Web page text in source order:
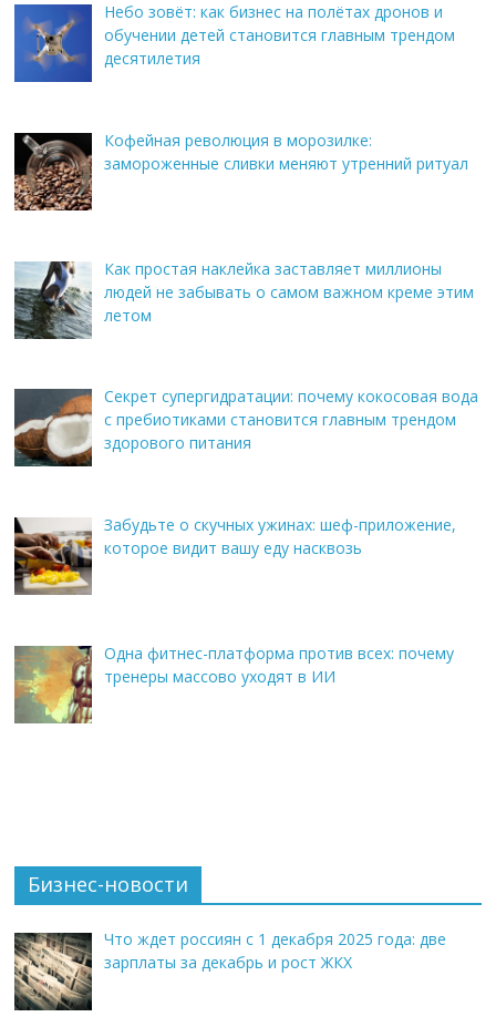
Небо зовёт: как бизнес на полётах дронов и
обучении детей становится главным трендом
десятилетия
Кофейная революция в морозилке:
замороженные сливки меняют утренний ритуал
Как простая наклейка заставляет миллионы
людей не забывать о самом важном креме этим
летом
Секрет супергидратации: почему кокосовая вода
с пребиотиками становится главным трендом
здорового питания
Забудьте о скучных ужинах: шеф-приложение,
которое видит вашу еду насквозь
Одна фитнес-платформа против всех: почему
тренеры массово уходят в ИИ
Бизнес-новости
Что ждет россиян с 1 декабря 2025 года: две
зарплаты за декабрь и рост ЖКХ